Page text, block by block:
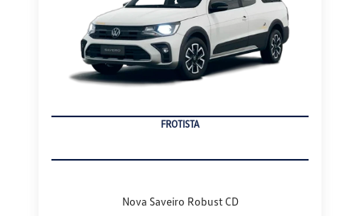
PRODUTOR RURAL
Nova Saveiro Robust CD